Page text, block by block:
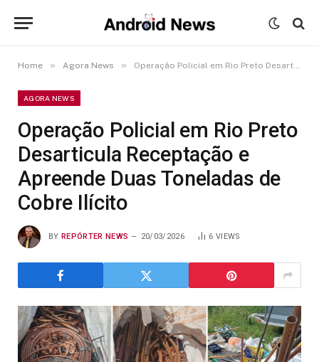
Home » Agora News » Operação Policial em Rio Preto Desarticula Receptação e Apreende Duas Toneladas de Cobre Ilícito
AGORA NEWS
Operação Policial em Rio Preto
Desarticula Receptação e
Apreende Duas Toneladas de
Cobre Ilícito
BY REPÓRTER NEWS 20/03/2026 6 VIEWS